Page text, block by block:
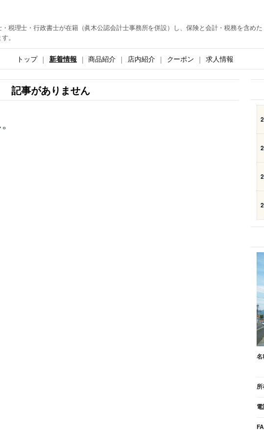
税理士・行政書士が在籍（眞木公認会計士事務所を併設）し、保険と会計・税務を含めた
。
トップ 新着情報 商品紹介 店内紹介 クーポン 求人情報
記事がありません
名